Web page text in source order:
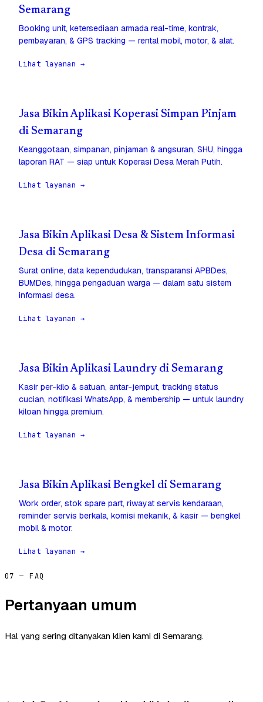
Semarang
Booking unit, ketersediaan armada real-time, kontrak,
pembayaran, & GPS tracking — rental mobil, motor, & alat.
Lihat layanan →
Jasa Bikin Aplikasi Koperasi Simpan Pinjam
di Semarang
Keanggotaan, simpanan, pinjaman & angsuran, SHU, hingga
laporan RAT — siap untuk Koperasi Desa Merah Putih.
Lihat layanan →
Jasa Bikin Aplikasi Desa & Sistem Informasi
Desa di Semarang
Surat online, data kependudukan, transparansi APBDes,
BUMDes, hingga pengaduan warga — dalam satu sistem
informasi desa.
Lihat layanan →
Jasa Bikin Aplikasi Laundry di Semarang
Kasir per-kilo & satuan, antar-jemput, tracking status
cucian, notifikasi WhatsApp, & membership — untuk laundry
kiloan hingga premium.
Lihat layanan →
Jasa Bikin Aplikasi Bengkel di Semarang
Work order, stok spare part, riwayat servis kendaraan,
reminder servis berkala, komisi mekanik, & kasir — bengkel
mobil & motor.
Lihat layanan →
07 — FAQ
Pertanyaan umum
Hal yang sering ditanyakan klien kami di Semarang.